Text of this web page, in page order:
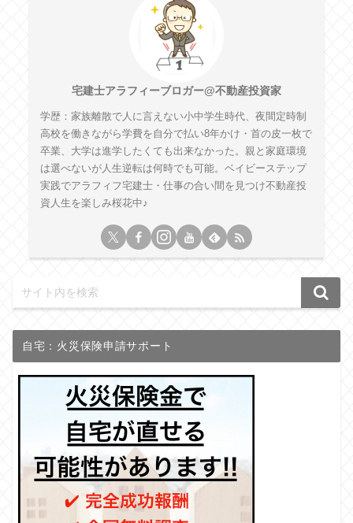
宅建士アラフィーブロガー@不動産投資家
学歴：家族離散で人に言えない小中学生時代、夜間定時制
高校を働きながら学費を自分で払い8年かけ・首の皮一枚で
卒業、大学は進学したくても出来なかった。親と家庭環境
は選べないが人生逆転は何時でも可能。ベイビーステップ
実践でアラフィフ宅建士・仕事の合い間を見つけ不動産投
資人生を楽しみ桜花中♪
自宅：火災保険申請サポート